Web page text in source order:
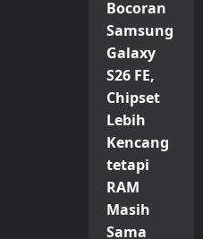
Bocoran
Samsung
Galaxy
S26 FE,
Chipset
Lebih
Kencang
tetapi
RAM
Masih
Sama